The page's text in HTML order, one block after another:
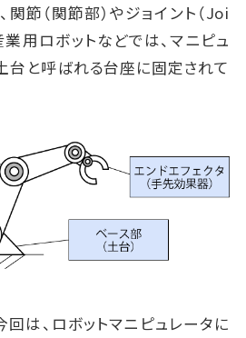
節（関節部）やジョイント（Joi
用ロボットなどでは、マニピュ
台と呼ばれる台座に固定されて
は、ロボットマニピュレータに